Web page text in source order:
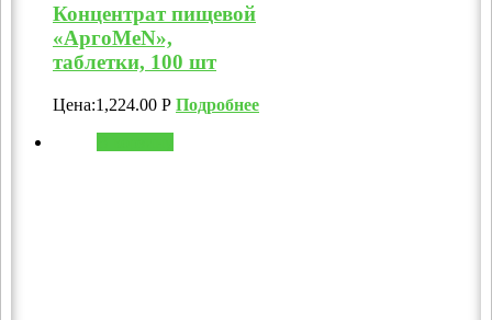
Концентрат пищевой
«АргоMeN»,
таблетки, 100 шт
Цена:1,224.00 Р Подробнее